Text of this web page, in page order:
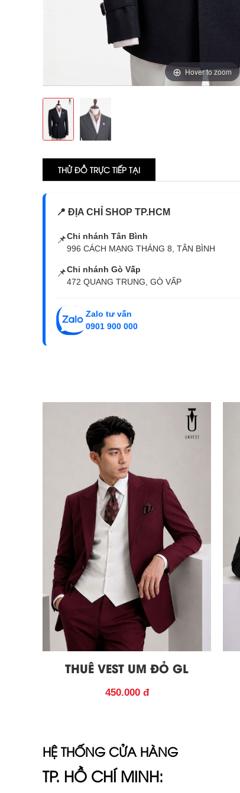
Hover to zoom
THỬ ĐỒ TRỰC TIẾP TẠI
📍 ĐỊA CHỈ SHOP TP.HCM
📌Chi nhánh Tân Bình
996 CÁCH MẠNG THÁNG 8, TÂN BÌNH
📌Chi nhánh Gò Vấp
472 QUANG TRUNG, GÒ VẤP
Zalo tư vấn
0901 900 000
THUÊ VEST UM ĐỎ GL
450.000 đ
HỆ THỐNG CỬA HÀNG
TP. HỒ CHÍ MINH: